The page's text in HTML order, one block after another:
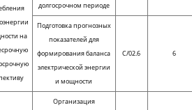
на
долгосрочном периоде
Подготовка прогнозных
показателей для
формирования баланса
электрической энергии
и мощности
C/02.6 6
Организация